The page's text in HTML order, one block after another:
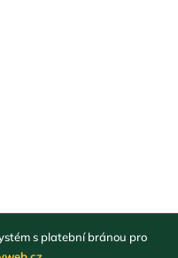
s platební bránou pro